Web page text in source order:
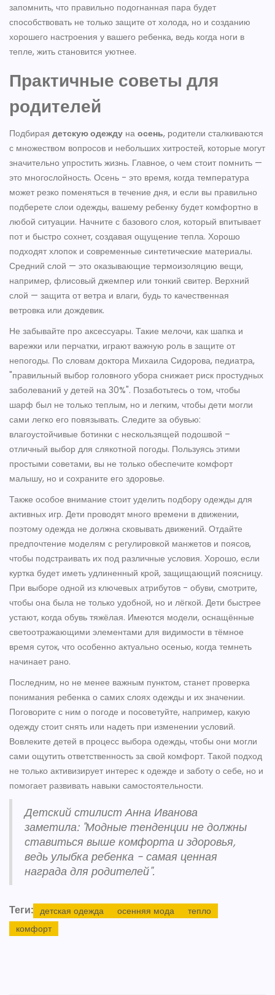
запомнить, что правильно подогнанная пара будет
способствовать не только защите от холода, но и созданию
хорошего настроения у вашего ребенка, ведь когда ноги в
тепле, жить становится уютнее.
Практичные советы для
родителей
Подбирая детскую одежду на осень, родители сталкиваются
с множеством вопросов и небольших хитростей, которые могут
значительно упростить жизнь. Главное, о чем стоит помнить —
это многослойность. Осень - это время, когда температура
может резко поменяться в течение дня, и если вы правильно
подберете слои одежды, вашему ребенку будет комфортно в
любой ситуации. Начните с базового слоя, который впитывает
пот и быстро сохнет, создавая ощущение тепла. Хорошо
подходят хлопок и современные синтетические материалы.
Средний слой — это оказывающие термоизоляцию вещи,
например, флисовый джемпер или тонкий свитер. Верхний
слой — защита от ветра и влаги, будь то качественная
ветровка или дождевик.
Не забывайте про аксессуары. Такие мелочи, как шапка и
варежки или перчатки, играют важную роль в защите от
непогоды. По словам доктора Михаила Сидорова, педиатра,
"правильный выбор головного убора снижает риск простудных
заболеваний у детей на 30%". Позаботьтесь о том, чтобы
шарф был не только теплым, но и легким, чтобы дети могли
сами легко его повязывать. Следите за обувью:
влагоустойчивые ботинки с нескользящей подошвой –
отличный выбор для слякотной погоды. Пользуясь этими
простыми советами, вы не только обеспечите комфорт
малышу, но и сохраните его здоровье.
Также особое внимание стоит уделить подбору одежды для
активных игр. Дети проводят много времени в движении,
поэтому одежда не должна сковывать движений. Отдайте
предпочтение моделям с регулировкой манжетов и поясов,
чтобы подстраивать их под различные условия. Хорошо, если
куртка будет иметь удлиненный крой, защищающий поясницу.
При выборе одной из ключевых атрибутов - обуви, смотрите,
чтобы она была не только удобной, но и лёгкой. Дети быстрее
устают, когда обувь тяжёлая. Имеются модели, оснащённые
светоотражающими элементами для видимости в тёмное
время суток, что особенно актуально осенью, когда темнеть
начинает рано.
Последним, но не менее важным пунктом, станет проверка
понимания ребенка о самих слоях одежды и их значении.
Поговорите с ним о погоде и посоветуйте, например, какую
одежду стоит снять или надеть при изменении условий.
Вовлеките детей в процесс выбора одежды, чтобы они могли
сами ощутить ответственность за свой комфорт. Такой подход
не только активизирует интерес к одежде и заботу о себе, но и
помогает развивать навыки самостоятельности.
Детский стилист Анна Иванова
заметила: "Модные тенденции не должны
ставиться выше комфорта и здоровья,
ведь улыбка ребенка - самая ценная
награда для родителей".
Теги: детская одежда осенняя мода
тепло
комфорт